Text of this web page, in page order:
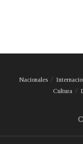
Nacionales
Cultura